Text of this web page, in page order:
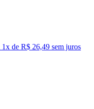
1x de R$ 26,49 sem juros